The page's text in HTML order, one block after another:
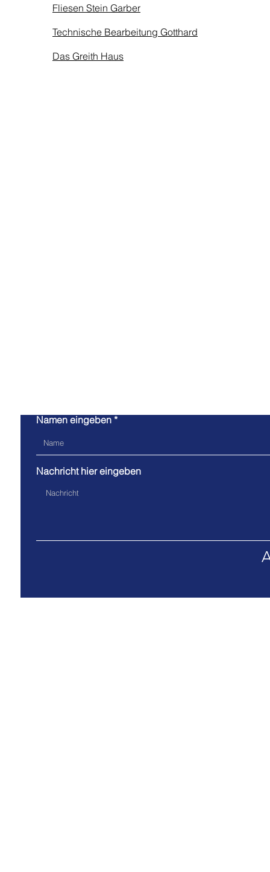
Fliesen Stein Garber
Technische Bearbeitung Gotthard
Das Greith Haus
Namen eingeben
Nachricht hier eingeben